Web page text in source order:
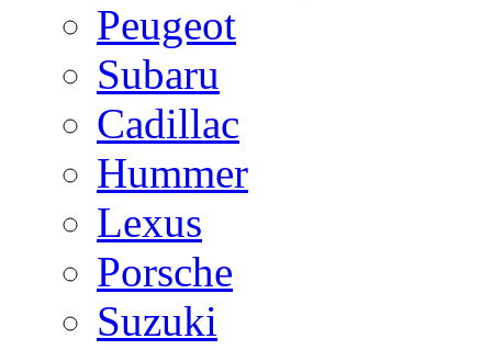
Peugeot
Subaru
Cadillac
Hummer
Lexus
Porsche
Suzuki